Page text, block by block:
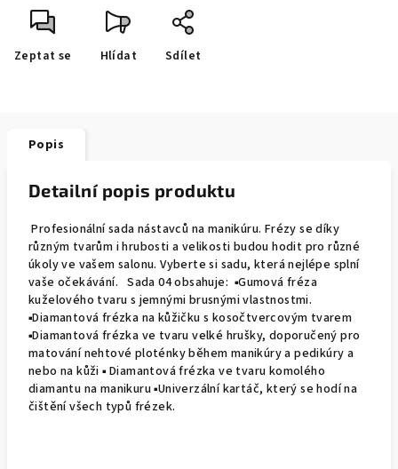
Zeptat se Hlídat Sdílet
Popis
Detailní popis produktu
Profesionální sada nástavců na manikúru. Frézy se díky
různým tvarům i hrubosti a velikosti budou hodit pro různé
úkoly ve vašem salonu. Vyberte si sadu, která nejlépe splní
vaše očekávání. Sada 04 obsahuje: ▪Gumová fréza
kuželového tvaru s jemnými brusnými vlastnostmi.
▪Diamantová frézka na kůžičku s kosočtvercovým tvarem
▪Diamantová frézka ve tvaru velké hrušky, doporučený pro
matování nehtové ploténky během manikúry a pedikúry a
nebo na kůži ▪ Diamantová frézka ve tvaru komolého
diamantu na manikuru ▪Univerzální kartáč, který se hodí na
čištění všech typů frézek.